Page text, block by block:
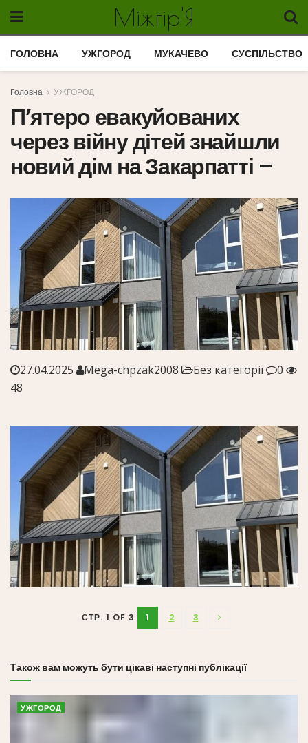
Міжгір'Я
ГОЛОВНА УЖГОРОД МУКАЧЕВО СУСПІЛЬСТВО
Головна УЖГОРОД
П’ятеро евакуйованих
через війну дітей знайшли
новий дім на Закарпатті –
27.04.2025 Mega-chpzak2008 Без категорії
0
48
СТР. 1 OF 3 1 2 3
Також вам можуть бути цікаві наступні публікації
УЖГОРОД